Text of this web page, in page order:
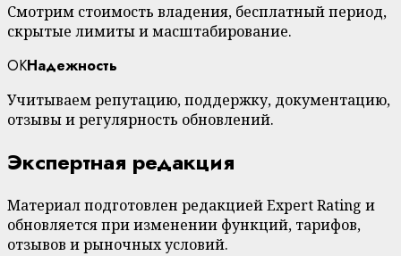
Смотрим стоимость владения, бесплатный период,
скрытые лимиты и масштабирование.
OKНадежность
Учитываем репутацию, поддержку, документацию,
отзывы и регулярность обновлений.
Экспертная редакция
Материал подготовлен редакцией Expert Rating и
обновляется при изменении функций, тарифов,
отзывов и рыночных условий.